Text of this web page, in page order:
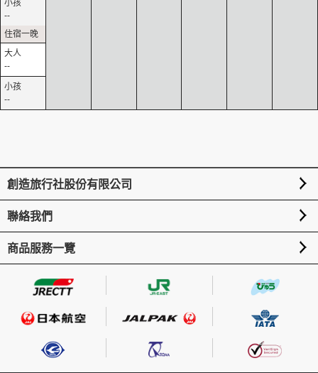
--
--
--
創造旅行社股份有限公司
聯絡我們
商品服務一覽